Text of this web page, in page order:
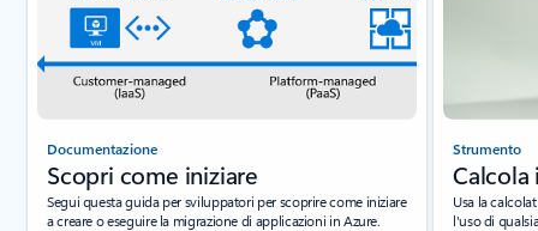
Documentazione
Scopri come iniziare
Segui questa guida per sviluppatori per scoprire come iniziare
a creare o eseguire la migrazione di applicazioni in Azure.
Strumento
Calcola
Usa la
l'uso di